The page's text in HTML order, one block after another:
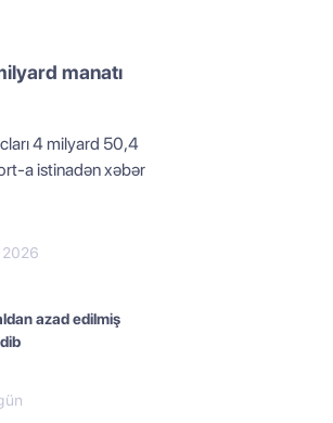
manatı
4 milyard 50,4
a istinadən xəbər
azad edilmiş